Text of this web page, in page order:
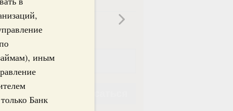
иным
Банк
Еженедельная